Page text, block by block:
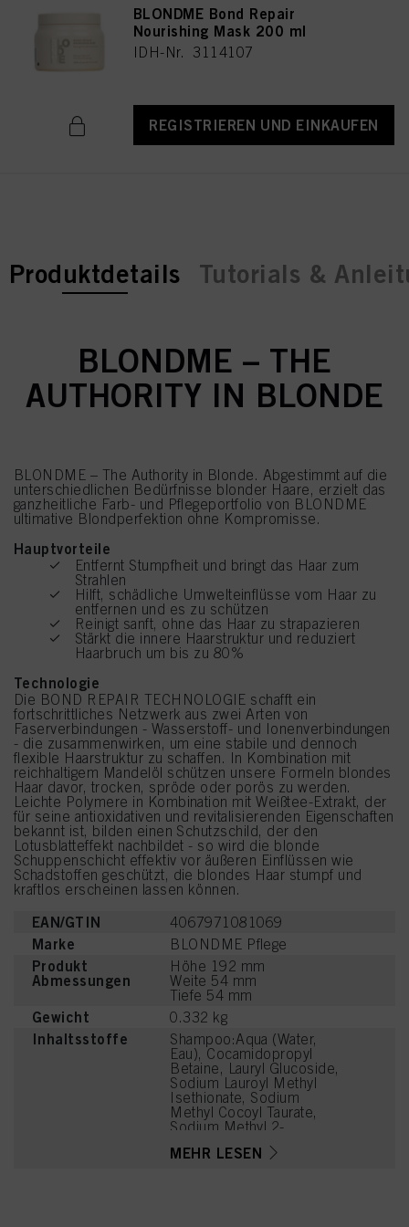
BLONDME Bond Repair
Nourishing Mask 200 ml
IDH-Nr. 3114107
REGISTRIEREN UND EINKAUFEN
current tab:
Produktdetails Tutorials &
BLONDME – THE
AUTHORITY IN BLONDE
BLONDME – The Authority in Blonde. Abgestimmt auf die
unterschiedlichen Bedürfnisse blonder Haare, erzielt das
ganzheitliche Farb- und Pflegeportfolio von BLONDME
ultimative Blondperfektion ohne Kompromisse.
Hauptvorteile
Entfernt Stumpfheit und bringt das Haar zum
Strahlen
Hilft, schädliche Umwelteinflüsse vom Haar zu
entfernen und es zu schützen
Reinigt sanft, ohne das Haar zu strapazieren
Stärkt die innere Haarstruktur und reduziert
Haarbruch um bis zu 80%
Technologie
Die BOND REPAIR TECHNOLOGIE schafft ein
fortschrittliches Netzwerk aus zwei Arten von
Faserverbindungen - Wasserstoff- und Ionenverbindungen
- die zusammenwirken, um eine stabile und dennoch
flexible Haarstruktur zu schaffen. In Kombination mit
reichhaltigem Mandelöl schützen unsere Formeln blondes
Haar davor, trocken, spröde oder porös zu werden.
Leichte Polymere in Kombination mit Weißtee-Extrakt, der
für seine antioxidativen und revitalisierenden Eigenschaften
bekannt ist, bilden einen Schutzschild, der den
Lotusblatteffekt nachbildet - so wird die blonde
Schuppenschicht effektiv vor äußeren Einflüssen wie
Schadstoffen geschützt, die blondes Haar stumpf und
kraftlos erscheinen lassen können.
EAN/GTIN 4067971081069
Marke BLONDME Pflege
Produkt
Abmessungen
Höhe 192 mm
Weite 54 mm
Tiefe 54 mm
Gewicht 0.332 kg
Inhaltsstoffe
Shampoo:Aqua (Water,
Eau), Cocamidopropyl
Betaine, Lauryl Glucoside,
Sodium Lauroyl Methyl
Isethionate, Sodium
Methyl Cocoyl Taurate,
Sodium Methyl 2-
Glyceryl Cocoate, PEG-
MEHR LESEN